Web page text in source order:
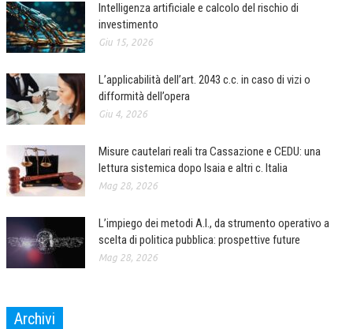
AMMINISTRATIVA
TRIBUTARIA
EUROPEA
CIVILE
TRIBUTARIA
PENALE
NEWS
CORSI ENTI TERZI
Intelligenza artificiale e calcolo del rischio di
investimento
Giu 15, 2026
L’applicabilità dell’art. 2043 c.c. in caso di vizi o
difformità dell’opera
Giu 4, 2026
Misure cautelari reali tra Cassazione e CEDU: una
lettura sistemica dopo Isaia e altri c. Italia
Mag 28, 2026
L’impiego dei metodi A.I., da strumento operativo a
scelta di politica pubblica: prospettive future
Mag 28, 2026
Archivi